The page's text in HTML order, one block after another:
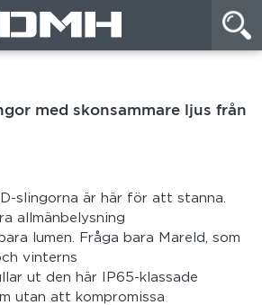
med skonsammare ljus från
slingorna är här för att stanna.
allmänbelysning
lumen. Fråga bara Mareld, som
vinterns
ut den här IP65-klassade
utan att kompromissa